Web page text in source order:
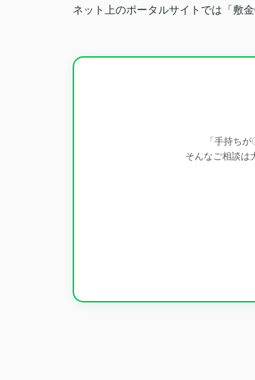
ネット上のポータルサイトでは「敷
「手持ち
そんなご相談は